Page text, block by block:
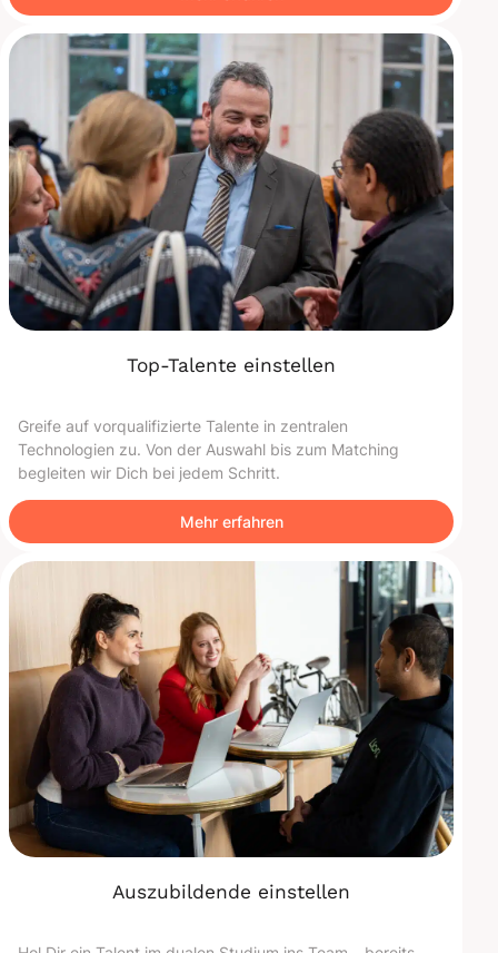
Top-Talente einstellen
Greife auf vorqualifizierte Talente in zentralen
Technologien zu. Von der Auswahl bis zum Matching
begleiten wir Dich bei jedem Schritt.
Mehr erfahren
Auszubildende einstellen